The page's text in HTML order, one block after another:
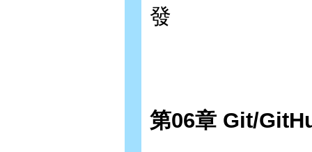
發
第06章 Git/